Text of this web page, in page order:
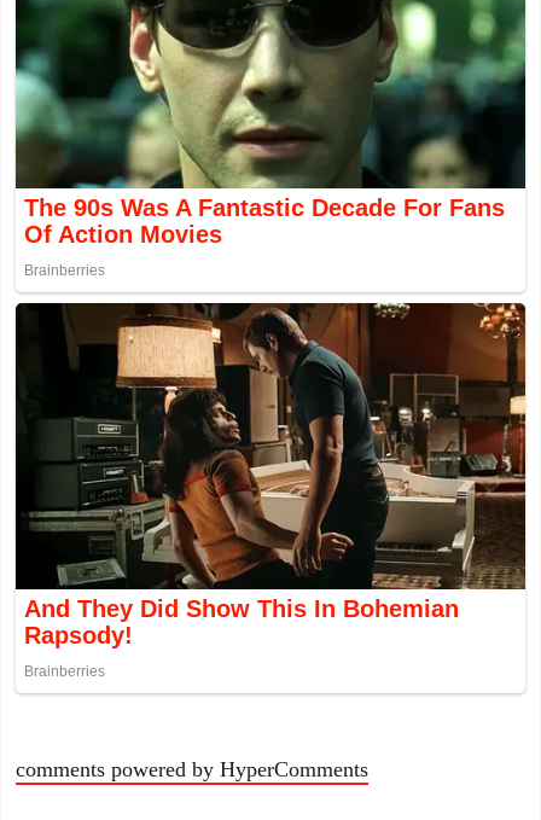
comments powered by HyperComments